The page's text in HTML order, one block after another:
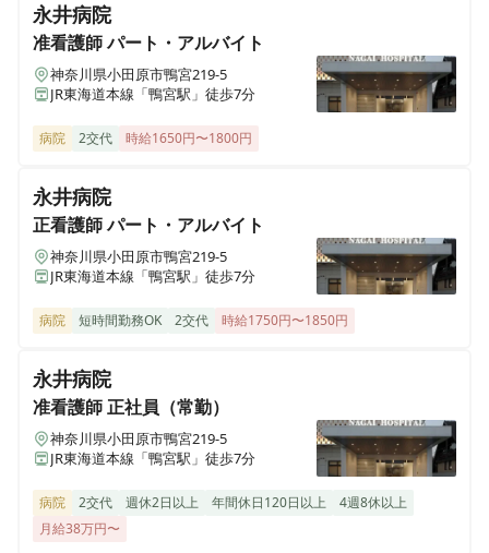
永井病院
准看護師パート・アルバイト
神奈川県小田原市鴨宮219-5
JR東海道本線「鴨宮駅」徒歩7分
病院 2交代 時給1650円〜1800円
永井病院
正看護師パート・アルバイト
神奈川県小田原市鴨宮219-5
JR東海道本線「鴨宮駅」徒歩7分
病院 短時間勤務OK 2交代 時給1750円〜1850円
永井病院
准看護師正社員（常勤）
神奈川県小田原市鴨宮219-5
JR東海道本線「鴨宮駅」徒歩7分
病院 2交代 週休2日以上 年間休日120日以上
4週8休以上
月給38万円〜